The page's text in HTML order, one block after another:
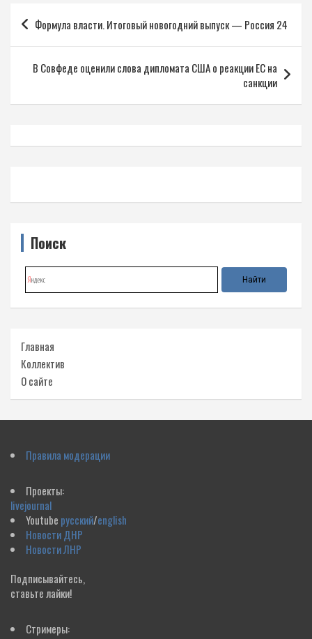
Навигация
по
записям
Формула власти. Итоговый новогодний выпуск — Россия 24
В Совфеде оценили слова дипломата США о реакции ЕС на
санкции
Поиск
Главная
Коллектив
О сайте
Правила модерации
Проекты:
livejournal
Youtube русский/english
Новости ДНР
Новости ЛНР
Подписывайтесь,
ставьте лайки!
Стримеры: